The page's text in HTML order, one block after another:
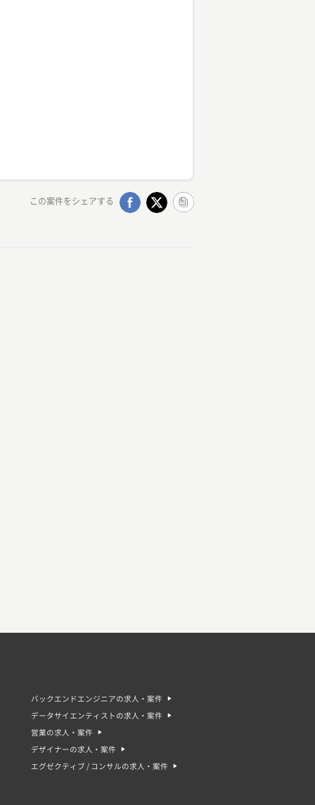
この案件をシェアする
バックエンドエンジニアの求人・案件
データサイエンティストの求人・案件
営業の求人・案件
デザイナーの求人・案件
エグゼクティブ / コンサルの求人・案件